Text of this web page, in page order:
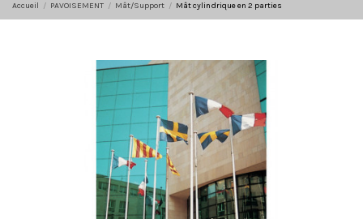
Accueil PAVOISEMENT Mât/Support Mât cylindrique en 2 parties